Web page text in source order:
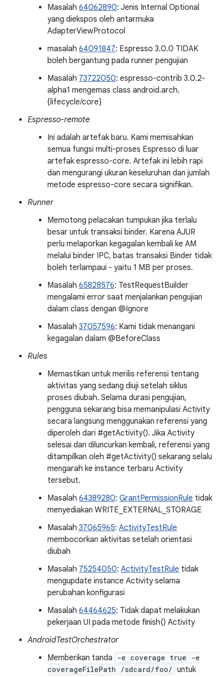
Masalah 64062890: Jenis Internal Optional
yang diekspos oleh antarmuka
AdapterViewProtocol
masalah 64091847: Espresso 3.0.0 TIDAK
boleh bergantung pada runner pengujian
Masalah 73722050: espresso-contrib 3.0.2-
alpha1 mengemas class android.arch.
{lifecycle/core}
Espresso-remote
Ini adalah artefak baru. Kami memisahkan
semua fungsi multi-proses Espresso di luar
artefak espresso-core. Artefak ini lebih rapi
dan mengurangi ukuran keseluruhan dan jumlah
metode espresso-core secara signifikan.
Runner
Memotong pelacakan tumpukan jika terlalu
besar untuk transaksi binder. Karena AJUR
perlu melaporkan kegagalan kembali ke AM
melalui binder IPC, batas transaksi Binder tidak
boleh terlampaui - yaitu 1 MB per proses.
Masalah 65828576: TestRequestBuilder
mengalami error saat menjalankan pengujian
dalam class dengan @Ignore
Masalah 37057596: Kami tidak menangani
kegagalan dalam @BeforeClass
Rules
Memastikan untuk merilis referensi tentang
aktivitas yang sedang diuji setelah siklus
proses diubah. Selama durasi pengujian,
pengguna sekarang bisa memanipulasi Activity
secara langsung menggunakan referensi yang
diperoleh dari #getActivity(). Jika Activity
selesai dan diluncurkan kembali, referensi yang
ditampilkan oleh #getActivity() sekarang selalu
mengarah ke instance terbaru Activity
tersebut.
Masalah 64389280: GrantPermissionRule tidak
menyediakan WRITE_EXTERNAL_STORAGE
Masalah 37065965: ActivityTestRule
membocorkan aktivitas setelah orientasi
diubah
Masalah 75254050: ActivityTestRule tidak
mengupdate instance Activity selama
perubahan konfigurasi
Masalah 64464625: Tidak dapat melakukan
pekerjaan UI pada metode finish() Activity
AndroidTestOrchestrator
Memberikan tanda
-e coverage true -e
coverageFilePath /sdcard/foo/ untuk